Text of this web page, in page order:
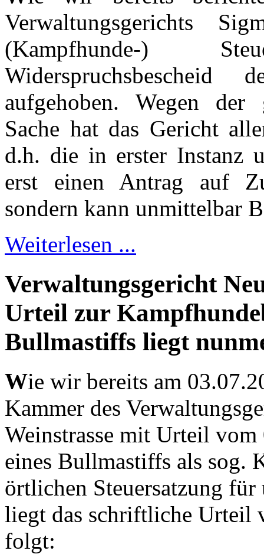
Verwaltungsgerichts
(Kampfhunde-)
Widerspruchsbescheid
aufgehoben. Wegen der
Sache hat das Gericht
d.h. die in erster Instanz
erst einen Antrag auf
sondern kann unmittelbar
Weiterlesen ...
Verwaltungsgericht
Urteil zur
Bullmastiffs liegt
Wie wir bereits am
Kammer des
Weinstrasse mit Urteil
eines Bullmastiffs als sog.
örtlichen Steuersatzung
liegt das schriftliche Urteil
folgt: